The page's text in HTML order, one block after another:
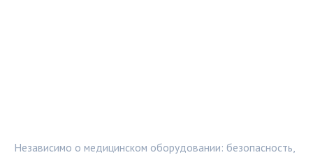
Независимо о медицинском оборудовании: безопасность,